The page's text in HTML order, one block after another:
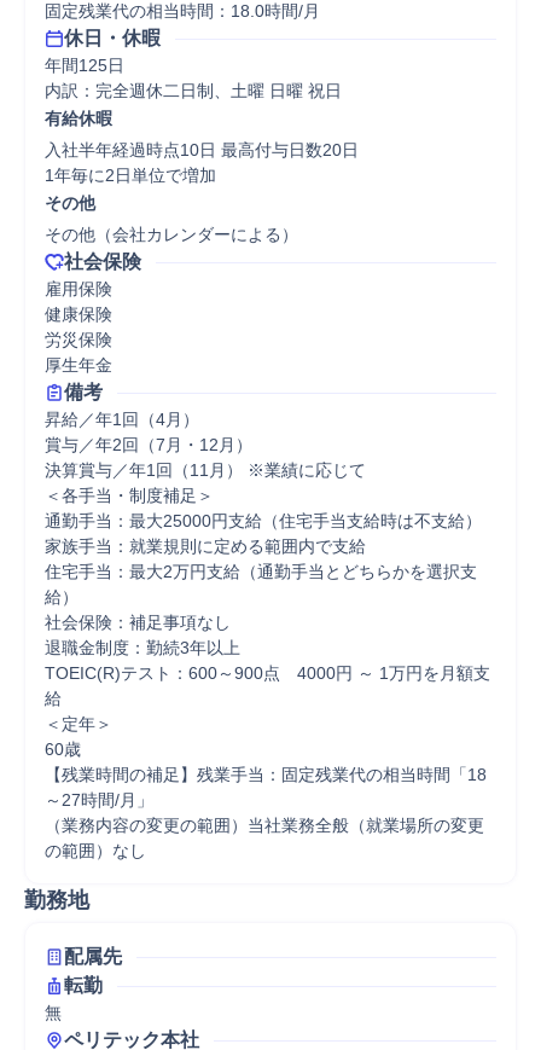
固定残業代の相当時間：18.0時間/月
休日・休暇
年間125日
内訳：完全週休二日制、土曜 日曜 祝日
有給休暇
入社半年経過時点10日 最高付与日数20日
1年毎に2日単位で増加
その他
その他（会社カレンダーによる）
社会保険
雇用保険
健康保険
労災保険
厚生年金
備考
昇給／年1回（4月）
賞与／年2回（7月・12月）
決算賞与／年1回（11月） ※業績に応じて
＜各手当・制度補足＞
通勤手当：最大25000円支給（住宅手当支給時は不支給）
家族手当：就業規則に定める範囲内で支給
住宅手当：最大2万円支給（通勤手当とどちらかを選択支
給）
社会保険：補足事項なし
退職金制度：勤続3年以上
TOEIC(R)テスト：600～900点　4000円 ～ 1万円を月額支
給
＜定年＞
60歳
【残業時間の補足】残業手当：固定残業代の相当時間「18
～27時間/月」
（業務内容の変更の範囲）当社業務全般（就業場所の変更
の範囲）なし
勤務地
配属先
転勤
無
ペリテック本社